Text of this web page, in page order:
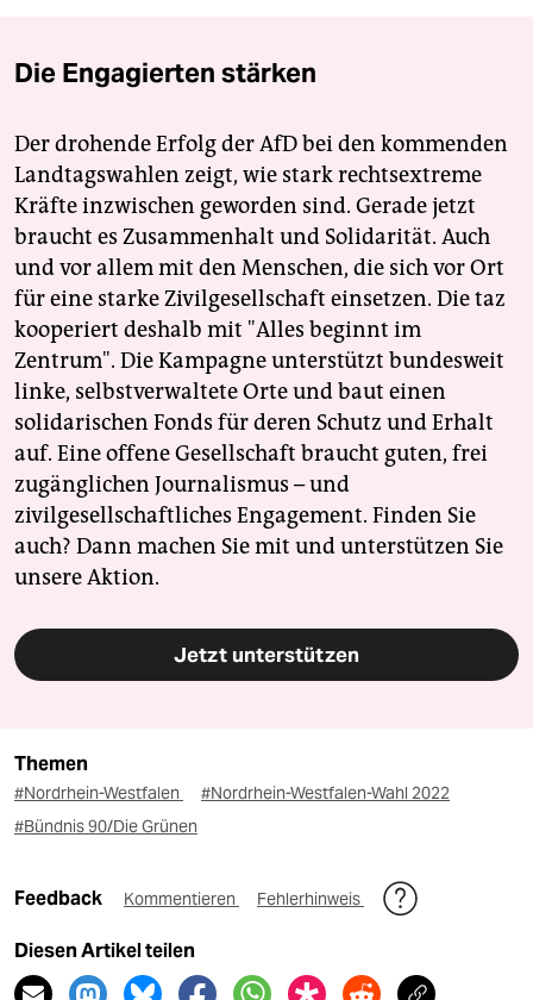
Die Engagierten stärken
Der drohende Erfolg der AfD bei den kommenden
Landtagswahlen zeigt, wie stark rechtsextreme
Kräfte inzwischen geworden sind. Gerade jetzt
braucht es Zusammenhalt und Solidarität. Auch
und vor allem mit den Menschen, die sich vor Ort
für eine starke Zivilgesellschaft einsetzen. Die taz
kooperiert deshalb mit "Alles beginnt im
Zentrum". Die Kampagne unterstützt bundesweit
linke, selbstverwaltete Orte und baut einen
solidarischen Fonds für deren Schutz und Erhalt
auf. Eine offene Gesellschaft braucht guten, frei
zugänglichen Journalismus – und
zivilgesellschaftliches Engagement. Finden Sie
auch? Dann machen Sie mit und unterstützen Sie
unsere Aktion.
Jetzt unterstützen
Themen
#Nordrhein-Westfalen
#Nordrhein-Westfalen-Wahl 2022
#Bündnis 90/Die Grünen
Feedback Kommentieren Fehlerhinweis
Diesen Artikel teilen